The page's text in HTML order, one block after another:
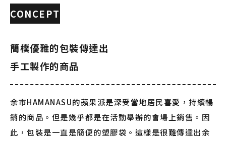
CONCEPT
簡樸優雅的包裝傳達出
手工製作的商品
余市HAMANASU的蘋果派是深受當地居民喜愛，持續暢
銷的商品。但是幾乎都是在活動舉辦的會場上銷售。因
此，包裝是一直是簡便的塑膠袋。這樣是很難傳達出余